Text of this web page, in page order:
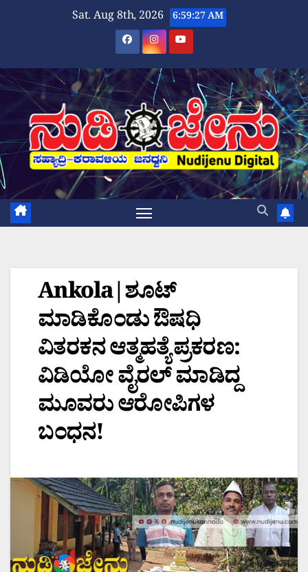
Sat. Aug 8th, 2026 6:59:27 AM
Ankola|ಶೂಟ್
ಮಾಡಿಕೊಂಡು ಔಷಧಿ
ವಿತರಕನ ಆತ್ಮಹತ್ಯೆ ಪ್ರಕರಣ:
ವಿಡಿಯೋ ವೈರಲ್ ಮಾಡಿದ್ದ
ಮೂವರು ಆರೋಪಿಗಳ
ಬಂಧನ!